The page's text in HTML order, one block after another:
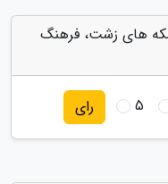
های زشت، فرهنگ
5 رای